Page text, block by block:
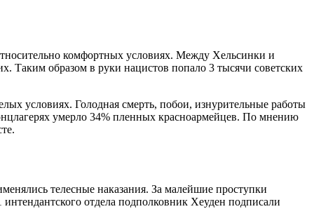
комфортных условиях. Между Хельсинки и
Таким образом в руки нацистов попало 3 тысячи советских
условиях. Голодная смерть, побои, изнурительные работы
умерло 34% пленных красноармейцев. По мнению
телесные наказания. За малейшие проступки
отдела подполковник Хеуден подписали